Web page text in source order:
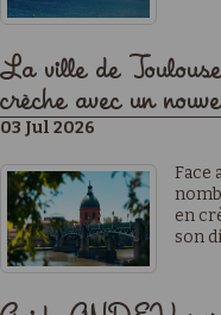
La ville de
crèche avec un
03 Jul 2026
Face
en
son